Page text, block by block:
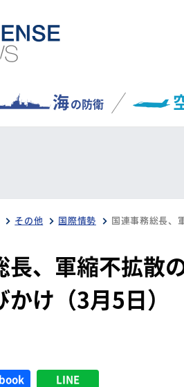
海の防衛
その他 国際情勢
長、軍縮不拡散
け（3月5日）
LINE